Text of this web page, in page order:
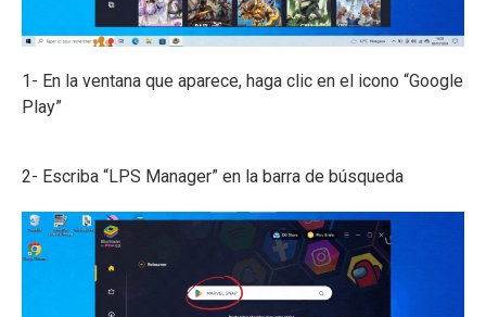
1- En la ventana que aparece, haga clic en el icono “Google
Play”
2- Escriba “LPS Manager” en la barra de búsqueda